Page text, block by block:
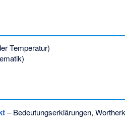
Temperatur)
– Bedeutungserklärungen,